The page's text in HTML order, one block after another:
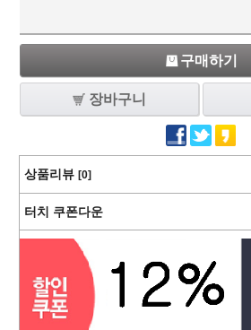
구매하기
장바구니
상품리뷰 [0]
터치 쿠폰다운